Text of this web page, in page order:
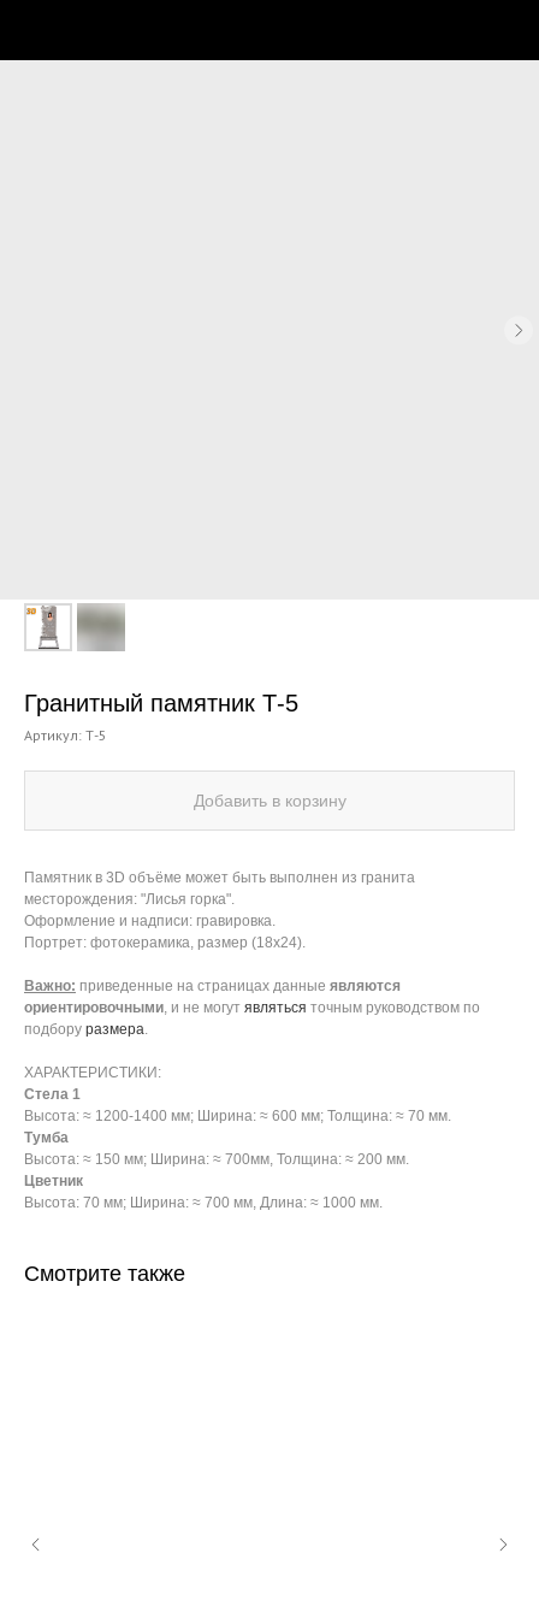
Гранитный памятник Т-5
Артикул: Т-5
Добавить в корзину
Памятник в 3D объёме может быть выполнен из гранита
месторождения: "Лисья горка".
Оформление и надписи: гравировка.
Портрет: фотокерамика, размер (18х24).
Важно: приведенные на страницах данные являются
ориентировочными, и не могут являться точным руководством по
подбору размера.
ХАРАКТЕРИСТИКИ:
Стела 1
Высота: ≈ 1200-1400 мм; Ширина: ≈ 600 мм; Толщина: ≈ 70 мм.
Тумба
Высота: ≈ 150 мм; Ширина: ≈ 700мм, Толщина: ≈ 200 мм.
Цветник
Высота: 70 мм; Ширина: ≈ 700 мм, Длина: ≈ 1000 мм.
Смотрите также